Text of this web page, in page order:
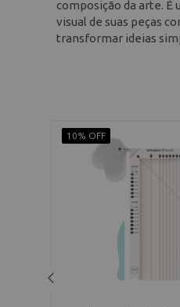
composição da arte.
visual de suas peças
transformar ideias
10% OFF